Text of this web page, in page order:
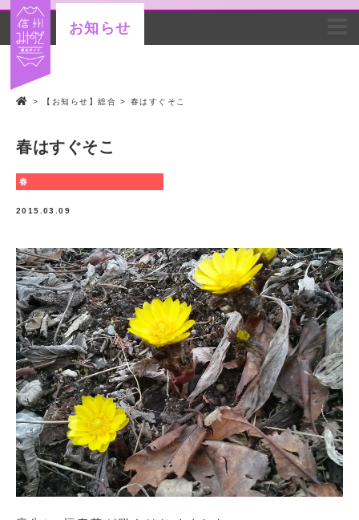
お知らせ
> 【お知らせ】総合 > 春はすぐそこ
春はすぐそこ
春
2015.03.09